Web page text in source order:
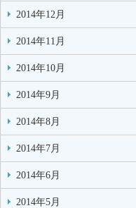
2014年12月
2014年11月
2014年10月
2014年9月
2014年8月
2014年7月
2014年6月
2014年5月